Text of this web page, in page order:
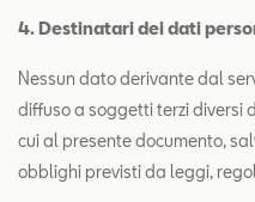
4. Destinatari dei dati
Nessun dato derivante dal
diffuso a soggetti terzi diversi
cui al presente documento,
obblighi previsti da leggi,